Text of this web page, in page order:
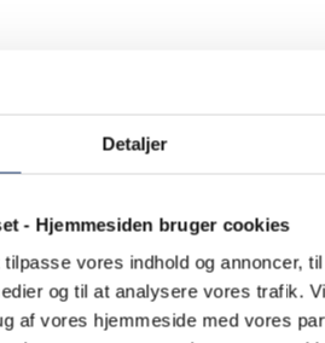
Detaljer
- Hjemmesiden bruger cookies
vores indhold og annoncer,
og til at analysere vores trafik.
af vores hjemmeside med vores